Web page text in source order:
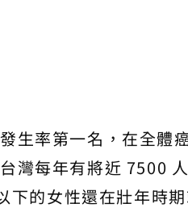
生率第一名，在全體
灣每年有將近 7500
下的女性還在壯年時